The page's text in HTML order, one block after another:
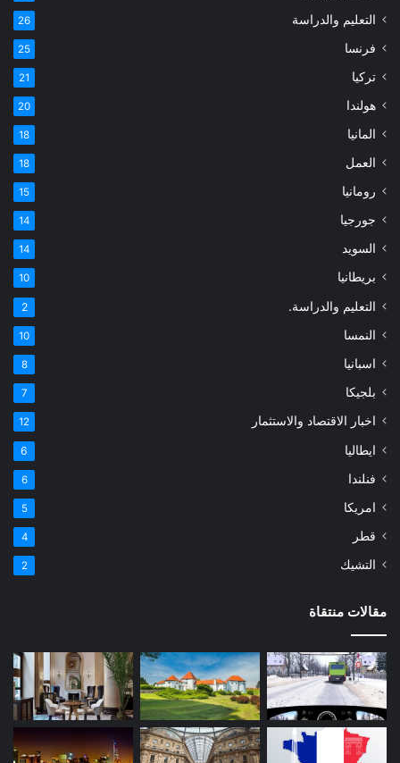
التعليم والدراسة 26
فرنسا 25
تركيا 21
هولندا 20
المانيا 18
العمل 18
رومانيا 15
جورجيا 14
السويد 14
بريطانيا 10
التعليم والدراسة. 2
النمسا 10
اسبانيا 8
بلجيكا 7
اخبار الاقتصاد والاستثمار 12
ايطاليا 6
فنلندا 6
امريكا 5
قطر 4
التشيك 2
مقالات منتقاة